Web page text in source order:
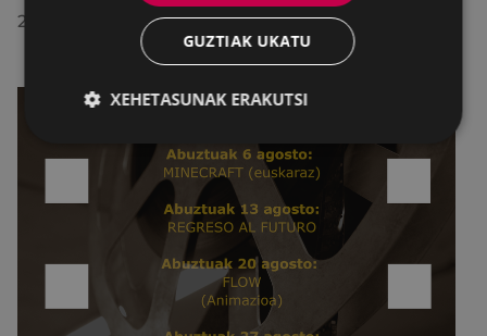
2026/07/23
GUZTIAK UKATU
XEHETASUNAK ERAKUTSI